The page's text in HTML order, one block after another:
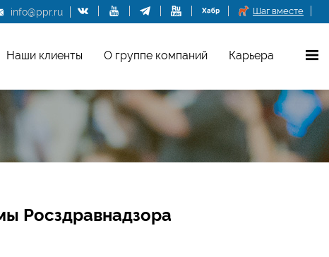
info@ppr.ru Шаг вместе
Наши клиенты О группе компаний Карьера
Росздравнадзора